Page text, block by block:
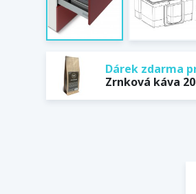
Dárek zdarma
Zrnková káva